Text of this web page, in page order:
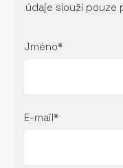
údaje slouží
Jméno*
E-mail*